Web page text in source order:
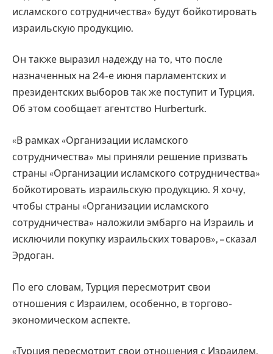
исламского сотрудничества» будут бойкотировать
израильскую продукцию.
Он также выразил надежду на то, что после
назначенных на 24-е июня парламентских и
президентских выборов так же поступит и Турция.
Oб этом сообщает агентство Hurberturk.
«В рамках «Организации исламского
сотрудничества» мы приняли решение призвать
страны «Организации исламского сотрудничества»
бойкотировать израильскую продукцию. Я хочу,
чтобы страны «Организации исламского
сотрудничества» наложили эмбарго на Израиль и
исключили покупку израильских товаров», – сказал
Эрдоган.
По его словам, Турция пересмотрит свои
отношения с Израилем, особенно, в торгово-
экономическом аспекте.
«Турция пересмотрит свои отношения с Израилем,